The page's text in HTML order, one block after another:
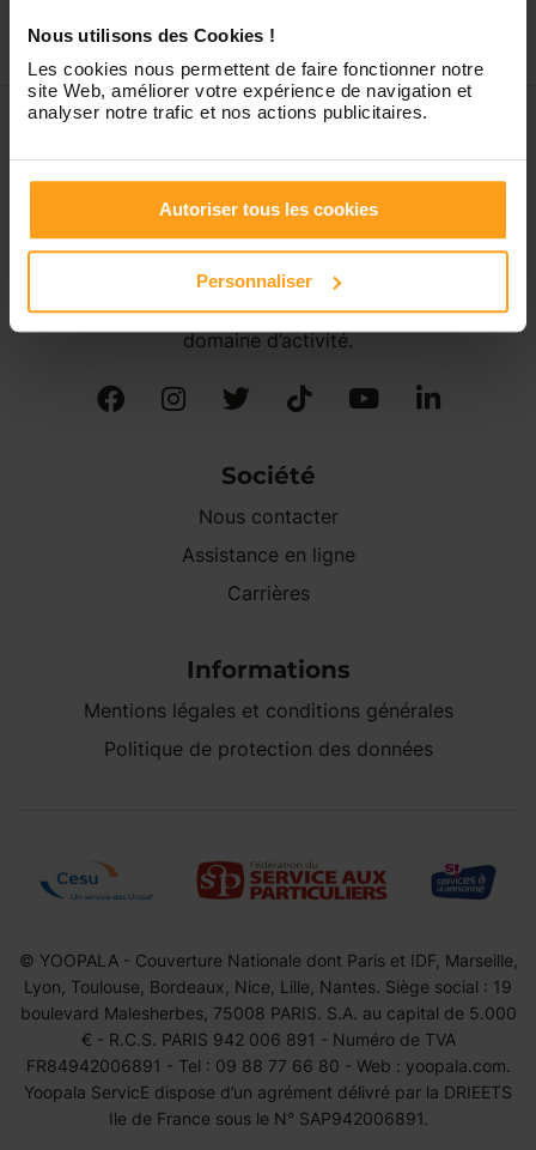
Nous utilisons des Cookies !
Les cookies nous permettent de faire fonctionner notre
site Web, améliorer votre expérience de navigation et
analyser notre trafic et nos actions publicitaires.
Autoriser tous les cookies
Personnaliser
services à la personne agréée par l'État et spécialisée
dans la garde d’enfant(s) à domicile.
Yoopala fait partie des acteurs majeurs de son
domaine d’activité.
Société
Nous contacter
Assistance en ligne
Carrières
Informations
Mentions légales et conditions générales
Politique de protection des données
© YOOPALA - Couverture Nationale dont Paris et IDF, Marseille,
Lyon, Toulouse, Bordeaux, Nice, Lille, Nantes. Siège social : 19
boulevard Malesherbes, 75008 PARIS. S.A. au capital de 5.000
€ - R.C.S. PARIS 942 006 891 - Numéro de TVA
FR84942006891 - Tel : 09 88 77 66 80 - Web : yoopala.com.
Yoopala ServicE dispose d’un agrément délivré par la DRIEETS
Ile de France sous le N° SAP942006891.